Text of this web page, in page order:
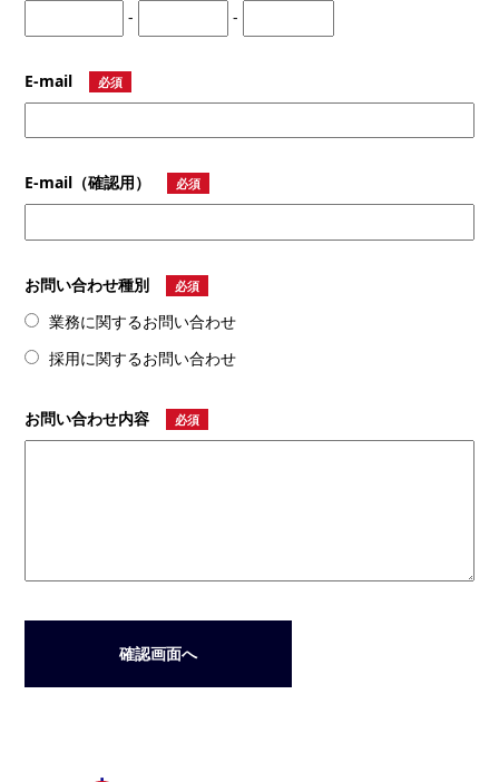
-
-
E-mail 必須
E-mail（確認用） 必須
お問い合わせ種別 必須
業務に関するお問い合わせ
採用に関するお問い合わせ
お問い合わせ内容 必須